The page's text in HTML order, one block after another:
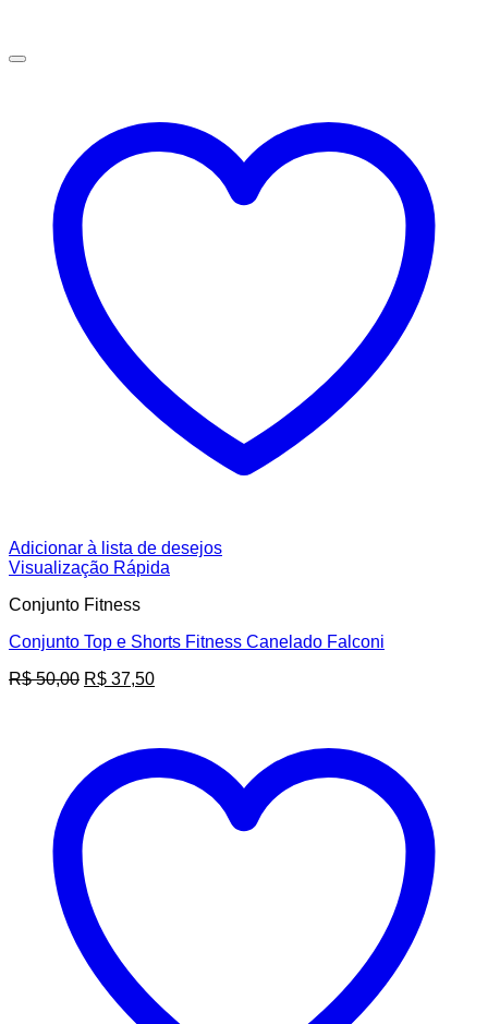
Adicionar à lista de desejos
Visualização Rápida
Conjunto Fitness
Conjunto Top e Shorts Fitness Canelado Falconi
R$50,00 O
R$ 50,00.
R$ 37,50O
R$ 37,50.